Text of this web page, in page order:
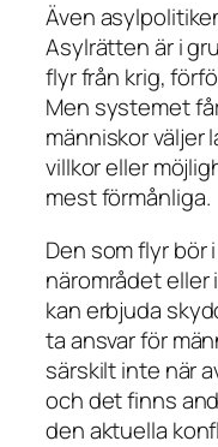
Även
Asylrätten är i
flyr från krig,
Men systemet
människor väljer
villkor eller
mest förmånliga.
Den som flyr bör
närområdet eller
kan erbjuda
ta ansvar för
särskilt inte när
och det finns
den aktuella